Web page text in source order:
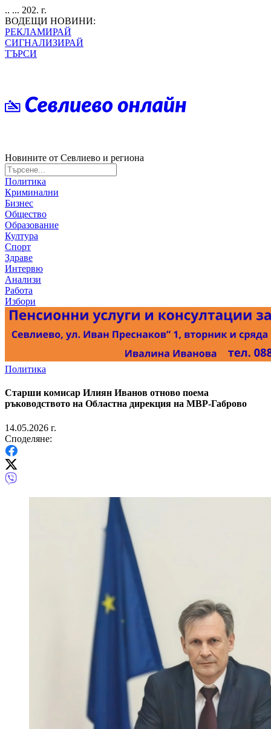
.. ... 202. г.
ВОДЕЩИ НОВИНИ:
РЕКЛАМИРАЙ
СИГНАЛИЗИРАЙ
ТЪРСИ
Новините от Севлиево и региона
Политика
Криминални
Бизнес
Общество
Образование
Култура
Спорт
Здраве
Интервю
Анализи
Работа
Избори
Политика
Старши комисар Илиян Иванов отново поема
ръководството на Областна дирекция на МВР-Габрово
14.05.2026 г.
Споделяне: